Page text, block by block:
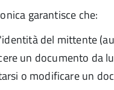
garantisce che:
del mittente
un documento da
o modificare un